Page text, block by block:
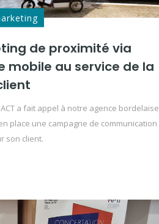
de proximité via
mobile au service de la
a fait appel à notre agence bordelaise
place une campagne de communication
son client.